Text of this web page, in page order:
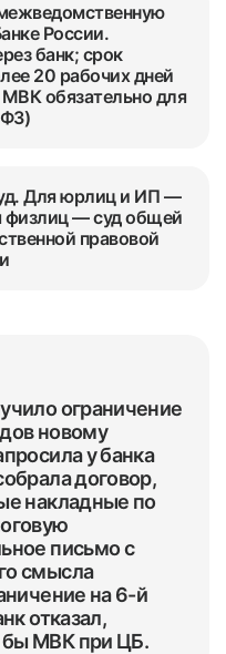
России.
банк; срок
20 рабочих дней
обязательно для
ФЗ)
Для юрлиц и ИП —
физлиц — суд общей
правовой
ограничение
новому
у банка
договор,
накладные по
письмо с
смысла
на 6-й
отказал,
МВК при ЦБ.